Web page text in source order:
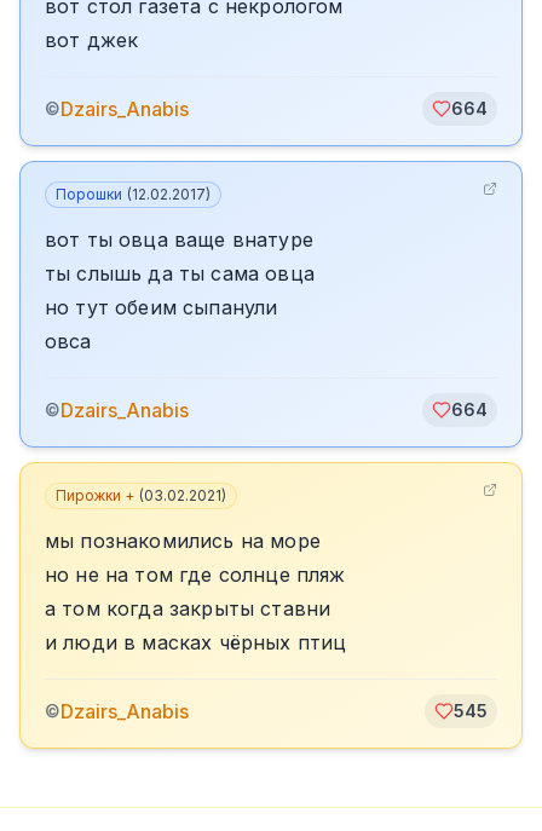
вот стол газета с некрологом
вот джек
©Dzairs_Anabis 664
Порошки (12.02.2017)
вот ты овца ваще внатуре
ты слышь да ты сама овца
но тут обеим сыпанули
овса
©Dzairs_Anabis 664
Пирожки + (03.02.2021)
мы познакомились на море
но не на том где солнце пляж
а том когда закрыты ставни
и люди в масках чёрных птиц
©Dzairs_Anabis 545